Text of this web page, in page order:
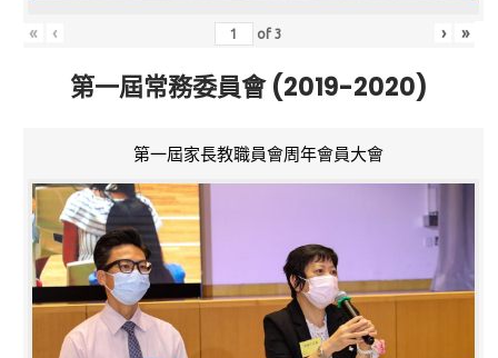
« ‹ of3 › »
第一屆常務委員會 (2019-2020)
第一屆家長教職員會周年會員大會